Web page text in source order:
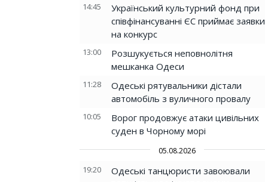
14:45
Український культурний фонд при
співфінансуванні ЄС приймає заявки
на конкурс
13:00
Розшукується неповнолітня
мешканка Одеси
11:28
Одеські рятувальники дістали
автомобіль з вуличного провалу
10:05
Ворог продовжує атаки цивільних
суден в Чорному морі
05.08.2026
19:20
Одеські танцюристи завоювали